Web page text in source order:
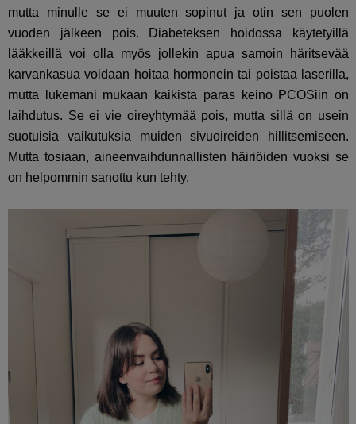
mutta minulle se ei muuten sopinut ja otin sen puolen
vuoden jälkeen pois. Diabeteksen hoidossa käytetyillä
lääkkeillä voi olla myös jollekin apua samoin häritsevää
karvankasua voidaan hoitaa hormonein tai poistaa laserilla,
mutta lukemani mukaan kaikista paras keino PCOSiin on
laihdutus. Se ei vie oireyhtymää pois, mutta sillä on usein
suotuisia vaikutuksia muiden sivuoireiden hillitsemiseen.
Mutta tosiaan, aineenvaihdunnallisten häiriöiden vuoksi se
on helpommin sanottu kun tehty.